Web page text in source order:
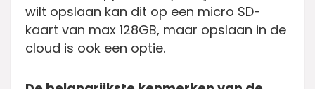
wilt opslaan kan dit op een micro SD-
kaart van max 128GB, maar opslaan in de
cloud is ook een optie.